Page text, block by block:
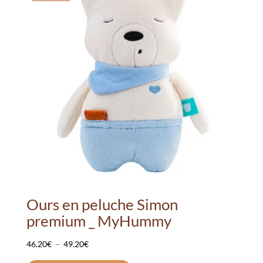
Ours en peluche Simon
premium _ MyHummy
46.20€ – 49.20€Plage
de